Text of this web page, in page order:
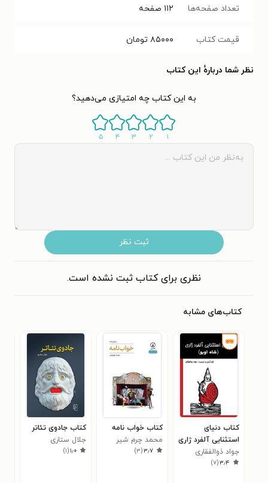
تعداد صفحه‌ها ۱۱۲ صفحه
قیمت کتاب ۸۵۰۰۰ تومان
نظر شما دربارهٔ این کتاب
به این کتاب چه امتیازی می‌دهید؟
۱ ۲ ۳ ۴ ۵
ثبت نظر
نظری برای کتاب ثبت نشده است.
کتاب‌های مشابه
کتاب دنیای
استثنایی آلفرد ژاری
(شاه اوبو)
جواد ذوالفقاری
۳٫۴(۷)
کتاب خواب نامه
محمد چرم شیر
۳٫۷(۳)
کتاب جادوی تئاتر
جلال ستاری
۱٫۰(۱)